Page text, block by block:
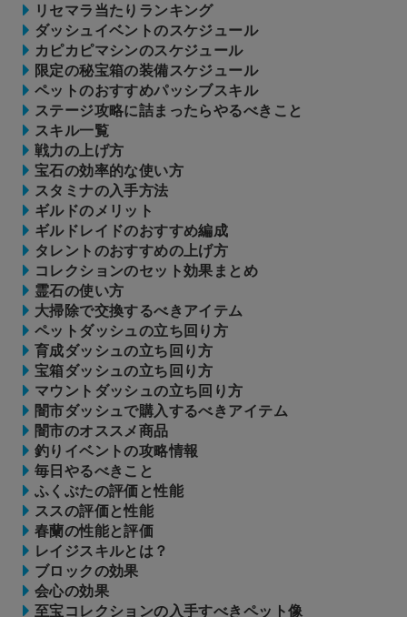
リセマラ当たりランキング
ダッシュイベントのスケジュール
カピカピマシンのスケジュール
限定の秘宝箱の装備スケジュール
ペットのおすすめパッシブスキル
ステージ攻略に詰まったらやるべきこと
スキル一覧
戦力の上げ方
宝石の効率的な使い方
スタミナの入手方法
ギルドのメリット
ギルドレイドのおすすめ編成
タレントのおすすめの上げ方
コレクションのセット効果まとめ
霊石の使い方
大掃除で交換するべきアイテム
ペットダッシュの立ち回り方
育成ダッシュの立ち回り方
宝箱ダッシュの立ち回り方
マウントダッシュの立ち回り方
闇市ダッシュで購入するべきアイテム
闇市のオススメ商品
釣りイベントの攻略情報
毎日やるべきこと
ふくぶたの評価と性能
ススの評価と性能
春蘭の性能と評価
レイジスキルとは？
ブロックの効果
会心の効果
至宝コレクションの入手すべきペット像